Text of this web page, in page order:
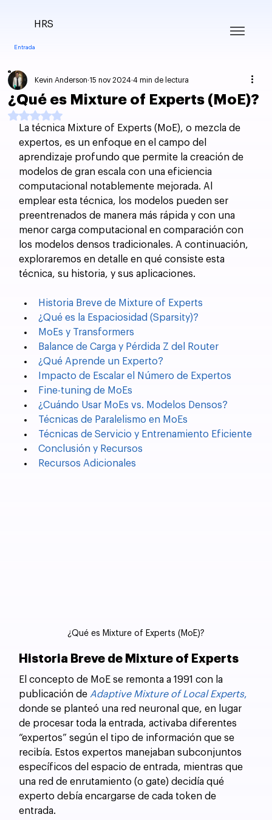
Entrada
HRS
¿Qué es Mixture of Experts (MoE)?
Kevin Anderson 15 nov 2024 4 min de lectura
Obtuvo NaN de 5 estrellas.
La técnica Mixture of Experts (MoE), o mezcla de
expertos, es un enfoque en el campo del
aprendizaje profundo que permite la creación de
modelos de gran escala con una eficiencia
computacional notablemente mejorada. Al
emplear esta técnica, los modelos pueden ser
preentrenados de manera más rápida y con una
menor carga computacional en comparación con
los modelos densos tradicionales. A continuación,
exploraremos en detalle en qué consiste esta
técnica, su historia, y sus aplicaciones.
Historia Breve de Mixture of Experts
¿Qué es la Espaciosidad (Sparsity)?
MoEs y Transformers
Balance de Carga y Pérdida Z del Router
¿Qué Aprende un Experto?
Impacto de Escalar el Número de Expertos
Fine-tuning de MoEs
¿Cuándo Usar MoEs vs. Modelos Densos?
Técnicas de Paralelismo en MoEs
Técnicas de Servicio y Entrenamiento Eficiente
Conclusión y Recursos
Recursos Adicionales
¿Qué es Mixture of Experts (MoE)?
Historia Breve de Mixture of Experts
El concepto de MoE se remonta a 1991 con la
publicación de Adaptive Mixture of Local Experts,
donde se planteó una red neuronal que, en lugar
de procesar toda la entrada, activaba diferentes
“expertos” según el tipo de información que se
recibía. Estos expertos manejaban subconjuntos
específicos del espacio de entrada, mientras que
una red de enrutamiento (o gate) decidía qué
experto debía encargarse de cada token de
entrada.